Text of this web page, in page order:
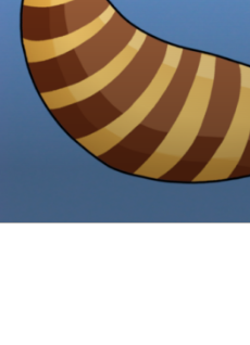
Aller
contenu
principal